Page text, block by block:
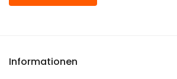
Informationen